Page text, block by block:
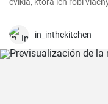
chutnou sladkosťou
in_inthekitchen